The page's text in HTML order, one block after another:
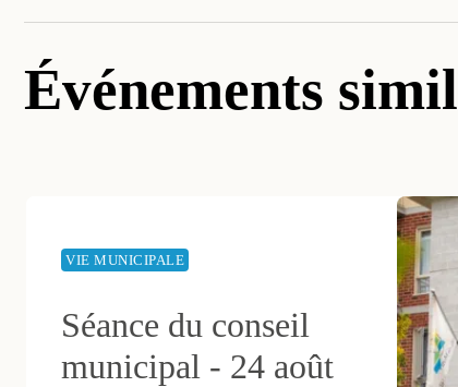
Événements
VIE MUNICIPALE
Séance du conseil
municipal - 24 août